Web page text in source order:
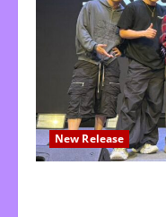
New Release